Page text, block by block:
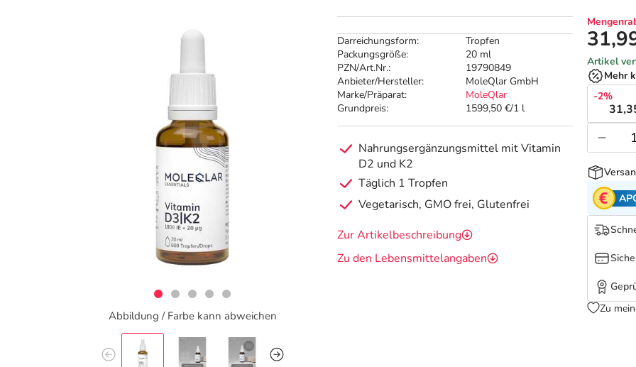
Abbildung / Farbe kann abweichen
Darreichungsform:
Tropfen
Packungsgröße:
20 ml
PZN/Art.Nr.:
19790849
Anbieter/Hersteller:
MoleQlar GmbH
Marke/Präparat:
MoleQlar
Grundpreis:
1599,50 €/1 l
Nahrungsergänzungsmittel mit Vitamin
D2 und K2
Täglich 1 Tropfen
Vegetarisch, GMO frei, Glutenfrei
Zur Artikelbeschreibung
Zu den Lebensmittelangaben
Artikel
Mehr
-2%
Zu